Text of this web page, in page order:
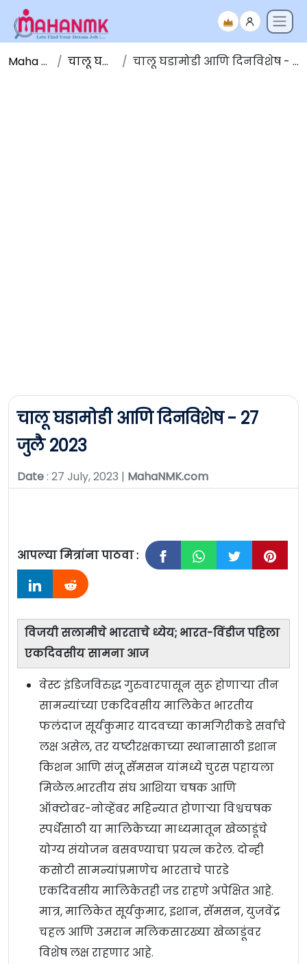
Maha NMK चालू घडामोडी चालू घडामोडी आणि दिनविशेष - 27 जुलै 2023
चालू घडामोडी आणि दिनविशेष - 27
जुलै 2023
Date: 27 July, 2023 | MahaNMK.com
आपल्या मित्रांना पाठवा :
विजयी सलामीचे भारताचे ध्येय; भारत-विंडीज पहिला
एकदिवसीय सामना आज
वेस्ट इंडिजविरुद्ध गुरुवारपासून सुरू होणाऱ्या तीन
सामन्यांच्या एकदिवसीय मालिकेत भारतीय
फलंदाज सूर्यकुमार यादवच्या कामगिरीकडे सर्वाचे
लक्ष असेल, तर यष्टीरक्षकाच्या स्थानासाठी इशान
किशन आणि संजू सॅमसन यांमध्ये चुरस पहायला
मिळेल.भारतीय संघ आशिया चषक आणि
ऑक्टोबर-नोव्हेंबर महिन्यात होणाऱ्या विश्वचषक
स्पर्धेसाठी या मालिकेच्या माध्यमातून खेळाडूंचे
योग्य संयोजन बसवण्याचा प्रयत्न करेल. दोन्ही
कसोटी सामन्यांप्रमाणेच भारताचे पारडे
एकदिवसीय मालिकेतही जड राहणे अपेक्षित आहे.
मात्र, मालिकेत सूर्यकुमार, इशान, सॅमसन, युजवेंद्र
चहल आणि उमरान मलिकसारख्या खेळाडूंवर
विशेष लक्ष राहणार आहे.